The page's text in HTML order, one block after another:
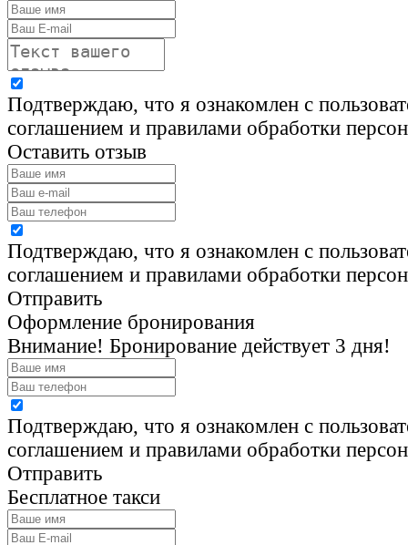
Подтверждаю, что я ознакомлен с
соглашением и правилами обработки
Оставить отзыв
Подтверждаю, что я ознакомлен с
соглашением и правилами обработки
Отправить
Оформление бронирования
Внимание! Бронирование действует 3 дня!
Подтверждаю, что я ознакомлен с
соглашением и правилами обработки
Отправить
Бесплатное такси